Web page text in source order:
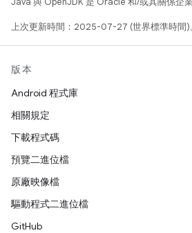
上次更新時間：2025-07-27 (世界標準時間)
版本
Android 程式庫
相關規定
下載程式碼
預覽二進位檔
原廠映像檔
驅動程式二進位檔
GitHub